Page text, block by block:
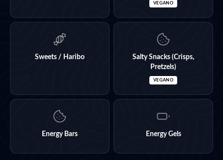
VEGANO
Sweets / Haribo
Salty Snacks (Crisps,
Pretzels)
VEGANO
Energy Bars Energy Gels